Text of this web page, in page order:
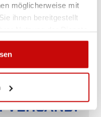
möglicherweise mit
ihnen bereitgestellt
- 3,5 cal,
VERSAND!